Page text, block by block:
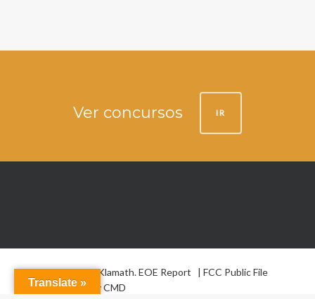
Ver concursos IR
© 2026 La Voz de Klamath.EOE Report | FCC Public File
Website design byCMD
Translate »